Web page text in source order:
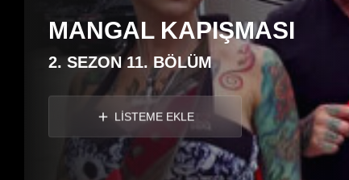
MANGAL KAPIŞMASI
2. SEZON 11. BÖLÜM
LİSTEME EKLE